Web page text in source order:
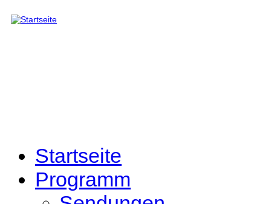
Direkt zum Inhalt
Startseite
Programm